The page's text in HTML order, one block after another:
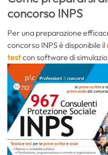
concorso INPS
Per una preparazione
concorso INPS è disponibile il
testcon software di